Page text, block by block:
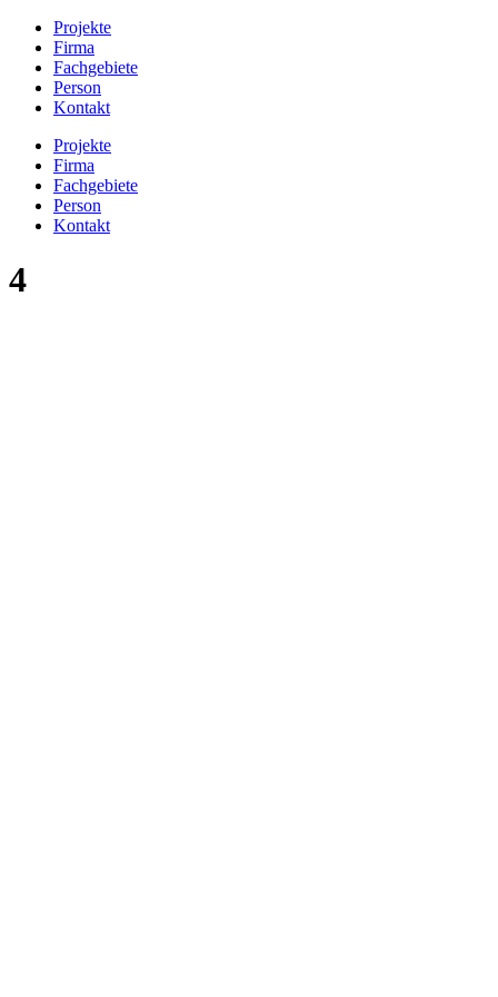
Projekte
Firma
Fachgebiete
Person
Kontakt
Projekte
Firma
Fachgebiete
Person
Kontakt
4